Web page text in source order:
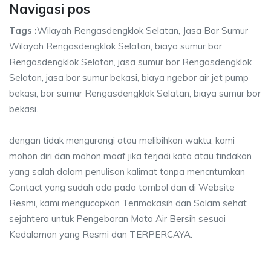
Navigasi pos
Tags :Wilayah Rengasdengklok Selatan, Jasa Bor Sumur
Wilayah Rengasdengklok Selatan, biaya sumur bor
Rengasdengklok Selatan, jasa sumur bor Rengasdengklok
Selatan, jasa bor sumur bekasi, biaya ngebor air jet pump
bekasi, bor sumur Rengasdengklok Selatan, biaya sumur bor
bekasi.
dengan tidak mengurangi atau melibihkan waktu, kami
mohon diri dan mohon maaf jika terjadi kata atau tindakan
yang salah dalam penulisan kalimat tanpa mencntumkan
Contact yang sudah ada pada tombol dan di Website
Resmi, kami mengucapkan Terimakasih dan Salam sehat
sejahtera untuk Pengeboran Mata Air Bersih sesuai
Kedalaman yang Resmi dan TERPERCAYA.